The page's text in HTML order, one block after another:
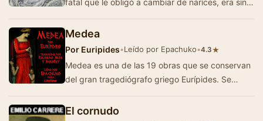
fatal que le obligó a cambiar de narices, era sin
Medea
Por Euripides•Leído por Epachuko•4.3★
Medea es una de las 19 obras que se conservan
del gran tragediógrafo griego Eurípides. Se
El cornudo